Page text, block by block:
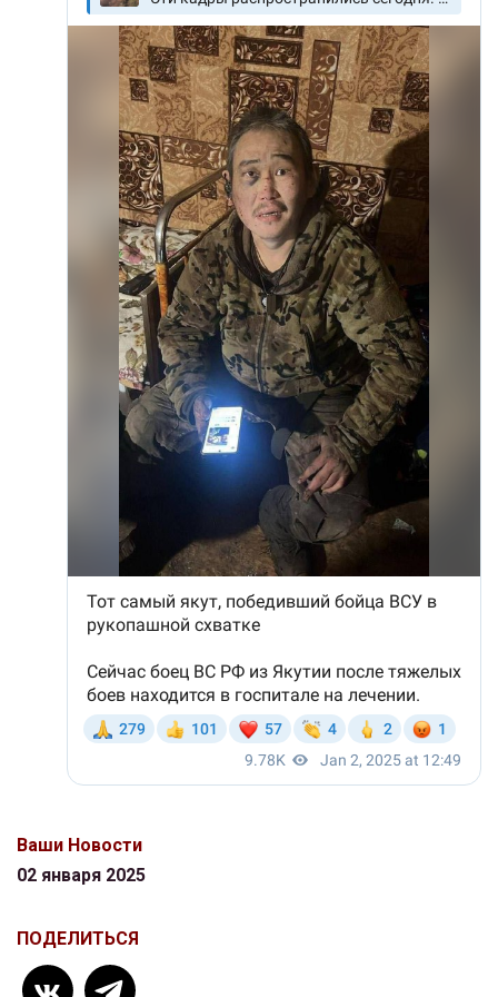
Ваши Новости
02 января 2025
ПОДЕЛИТЬСЯ